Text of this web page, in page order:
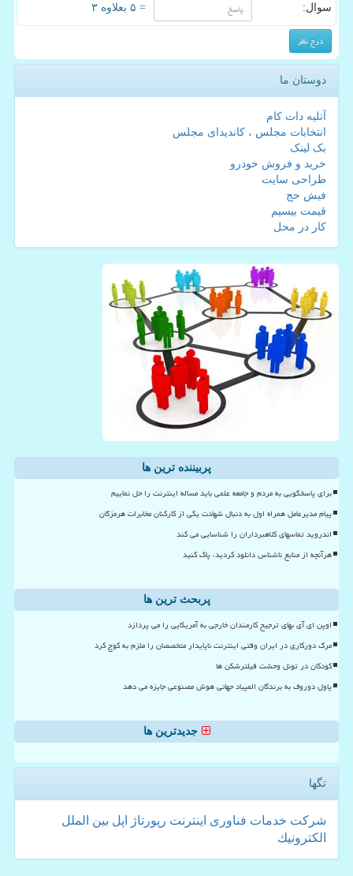
سوال: = ۵ بعلاوه ۳
دوستان ما
آتلیه دات کام
انتخابات مجلس ، کاندیدای مجلس
بک لینک
خرید و فروش خودرو
طراحی سایت
فیش حج
قیمت بیسیم
کار در محل
پربیننده ترین ها
برای پاسخگویی به مردم و جامعه علمی باید مساله اینترنت را حل نماییم
پیام مدیرعامل همراه اول به دنبال شهادت یکی از کارکنان مخابرات هرمزگان
اندروید تماسهای کلاهبرداران را شناسایی می کند
هرآنچه از منابع ناشناس دانلود کردید، پاک کنید
پربحث ترین ها
اوپن ای آی بهای ترجیح کارمندان خارجی به آمریکایی را می پردازد
مرگ دورکاری در ایران وقتی اینترنت ناپایدار متخصصان را ملزم به کوچ کرد
کودکان در تونل وحشت فیلترشکن ها
پاول دوروف به برندگان المپیاد جهانی هوش مصنوعی جایزه می دهد
جدیدترین ها
تگها
شركت خدمات فناوری اینترنت رپورتاژ اپل بین الملل
الكترونیك